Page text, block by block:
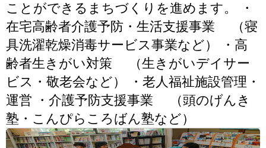
ことができるまちづくりを進めます。 ・
在宅高齢者介護予防・生活支援事業 （寝
具洗濯乾燥消毒サービス事業など） ・高
齢者生きがい対策 （生きがいデイサー
ビス・敬老会など） ・老人福祉施設管理・
運営 ・介護予防支援事業 （頭のげんき
塾・こんぴらころばん塾など）